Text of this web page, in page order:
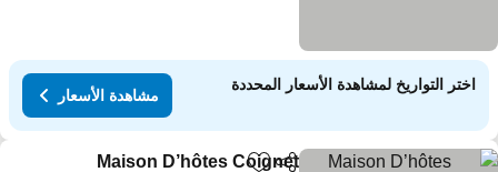
اختر التواريخ لمشاهدة الأسعار المحددة
مشاهدة الأسعار
Maison D’hôtes Coignet